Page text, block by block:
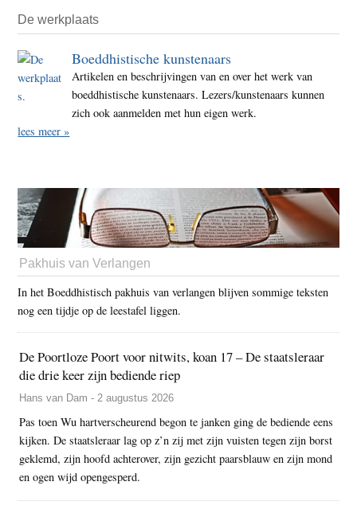
De werkplaats
Boeddhistische kunstenaars
Artikelen en beschrijvingen van en over het werk van
boeddhistische kunstenaars. Lezers/kunstenaars kunnen
zich ook aanmelden met hun eigen werk.
lees meer »
Pakhuis van Verlangen
In het Boeddhistisch pakhuis van verlangen blijven sommige teksten
nog een tijdje op de leestafel liggen.
De Poortloze Poort voor nitwits, koan 17 – De staatsleraar
die drie keer zijn bediende riep
Hans van Dam - 2 augustus 2026
Pas toen Wu hartverscheurend begon te janken ging de bediende eens
kijken. De staatsleraar lag op z’n zij met zijn vuisten tegen zijn borst
geklemd, zijn hoofd achterover, zijn gezicht paarsblauw en zijn mond
en ogen wijd opengesperd.